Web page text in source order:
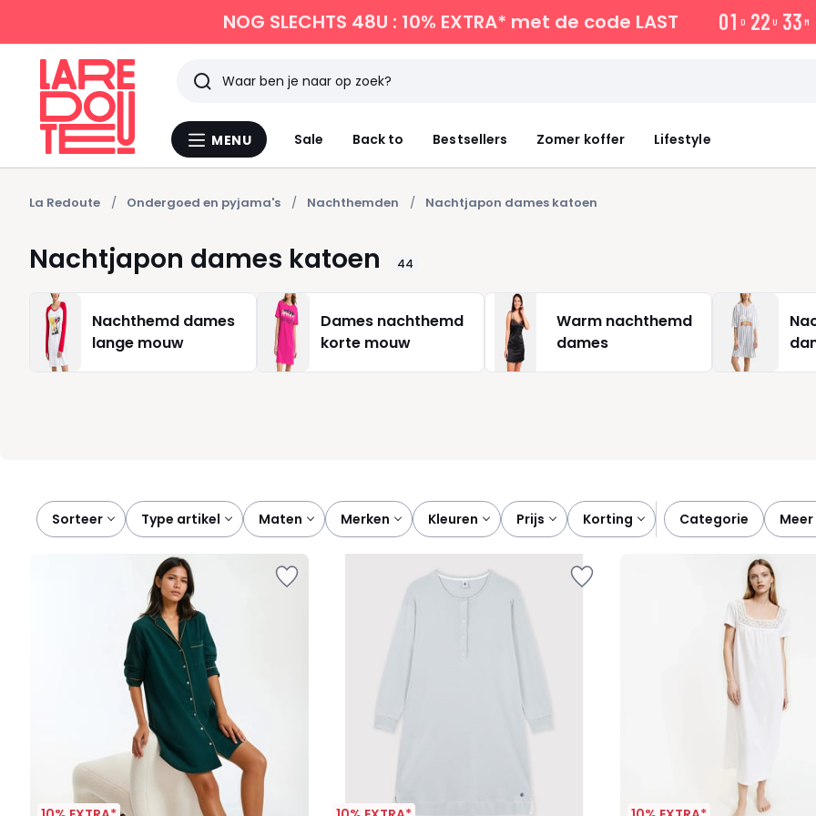
NOG SLECHTS 48U : 10% EXTRA* met de code LAST 01 D 22 U 33 M
Menu
MENU Sale Back to Bestsellers Zomer koffer Lifestyle
Zoeken
Laatst
bekeken
La Redoute Ondergoed en pyjama's Nachthemden Nachtjapon dames katoen
Nachtjapon dames katoen 44
Nachthemd dames
lange mouw
Dames nachthemd
korte mouw
Warm nachthemd
dames
Sorteer
type artikel maten merken kleuren prijs korting categorie